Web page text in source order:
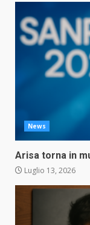
News
Arisa torna in
Luglio 13, 2026